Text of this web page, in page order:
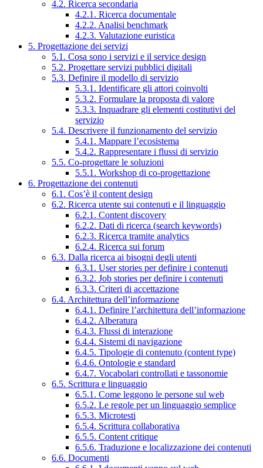
4.2. Ricerca secondaria
4.2.1. Ricerca documentale
4.2.2. Analisi benchmark
4.2.3. Valutazione euristica
5. Progettazione dei servizi
5.1. Cosa sono i servizi e il service design
5.2. Progettare servizi pubblici digitali
5.3. Definire il modello di servizio
5.3.1. Identificare gli attori coinvolti
5.3.2. Formulare la proposta di valore
5.3.3. Inquadrare gli elementi costitutivi del
servizio
5.4. Descrivere il funzionamento del servizio
5.4.1. Mappare l’ecosistema
5.4.2. Rappresentare i flussi di servizio
5.5. Co-progettare le soluzioni
5.5.1. Workshop di co-progettazione
6. Progettazione dei contenuti
6.1. Cos’è il content design
6.2. Ricerca utente sui contenuti e il linguaggio
6.2.1. Content discovery
6.2.2. Dati di ricerca (search keywords)
6.2.3. Ricerca tramite analytics
6.2.4. Ricerca sui forum
6.3. Dalla ricerca ai bisogni degli utenti
6.3.1. User stories per definire i contenuti
6.3.2. Job stories per definire i contenuti
6.3.3. Criteri di accettazione
6.4. Architettura dell’informazione
6.4.1. Definire l’architettura dell’informazione
6.4.2. Alberatura
6.4.3. Flussi di interazione
6.4.4. Sistemi di navigazione
6.4.5. Tipologie di contenuto (content type)
6.4.6. Ontologie e standard
6.4.7. Vocabolari controllati e tassonomie
6.5. Scrittura e linguaggio
6.5.1. Come leggono le persone sul web
6.5.2. Le regole per un linguaggio semplice
6.5.3. Microtesti
6.5.4. Scrittura collaborativa
6.5.5. Content critique
6.5.6. Traduzione e localizzazione dei contenuti
6.6. Documenti